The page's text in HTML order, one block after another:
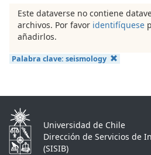
Este dataverse no contiene
archivos. Por favor identifíquese
añadirlos.
Palabra clave: seismology
Universidad de Chile
Dirección de Servicios de
(SISIB)